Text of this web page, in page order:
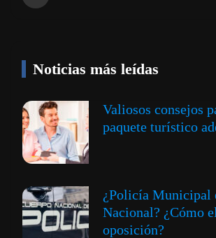
Noticias más leídas
Valiosos consejos
paquete turístico
¿Policía Municipal
Nacional? ¿Cómo
oposición?